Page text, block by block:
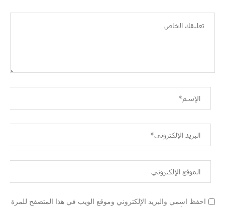
احفظ اسمي والبريد الإلكتروني وموقع الويب في هذا المتصفح للمرة